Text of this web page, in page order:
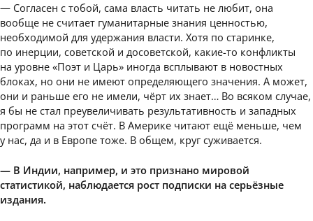
— Согласен с тобой, сама власть читать не любит, она
вообще не считает гуманитарные знания ценностью,
необходимой для удержания власти. Хотя по старинке,
по инерции, советской и досоветской, какие-то конфликты
на уровне «Поэт и Царь» иногда всплывают в новостных
блоках, но они не имеют определяющего значения. А может,
они и раньше его не имели, чёрт их знает… Во всяком случае,
я бы не стал преувеличивать результативность и западных
программ на этот счёт. В Америке читают ещё меньше, чем
у нас, да и в Европе тоже. В общем, круг суживается.
— В Индии, например, и это признано мировой
статистикой, наблюдается рост подписки на серьёзные
издания.